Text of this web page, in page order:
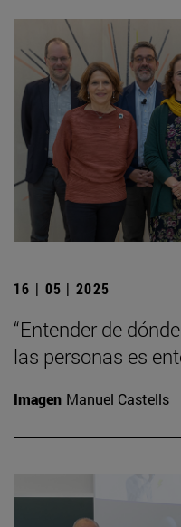
16 | 05 | 2025
“Entender de
las personas es
Imagen Manuel Castells